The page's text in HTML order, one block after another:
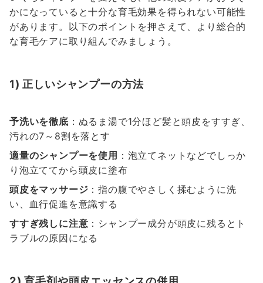
かになっていると十分な育毛効果を得られない可能性
があります。以下のポイントを押さえて、より総合的
な育毛ケアに取り組んでみましょう。
1) 正しいシャンプーの方法
予洗いを徹底 ：ぬるま湯で1分ほど髪と頭皮をすすぎ、
汚れの7～8割を落とす
適量のシャンプーを使用 ：泡立てネットなどでしっか
り泡立ててから頭皮に塗布
頭皮をマッサージ ：指の腹でやさしく揉むように洗
い、血行促進を意識する
すすぎ残しに注意 ：シャンプー成分が頭皮に残るとト
ラブルの原因になる